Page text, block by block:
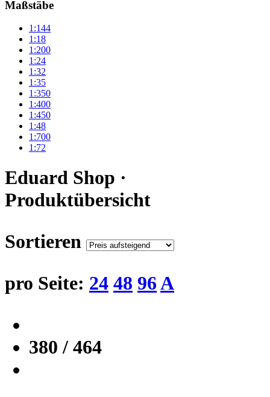
Maßstäbe
1:144
1:18
1:200
1:24
1:32
1:35
1:350
1:400
1:450
1:48
1:700
1:72
Eduard Shop ·
Produktübersicht
Sortieren
pro Seite: 24 48 96A
380 / 464